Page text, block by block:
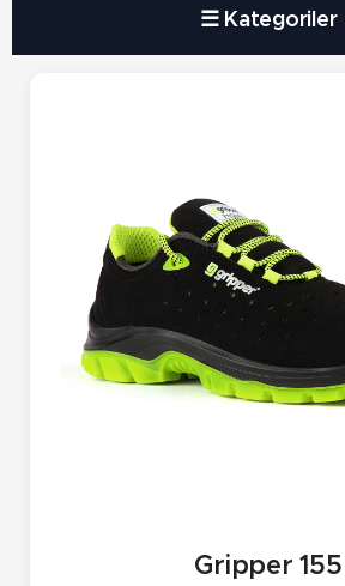
☰ Kategoriler
Gripper 155